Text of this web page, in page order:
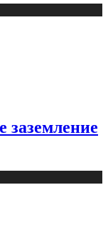
заземление